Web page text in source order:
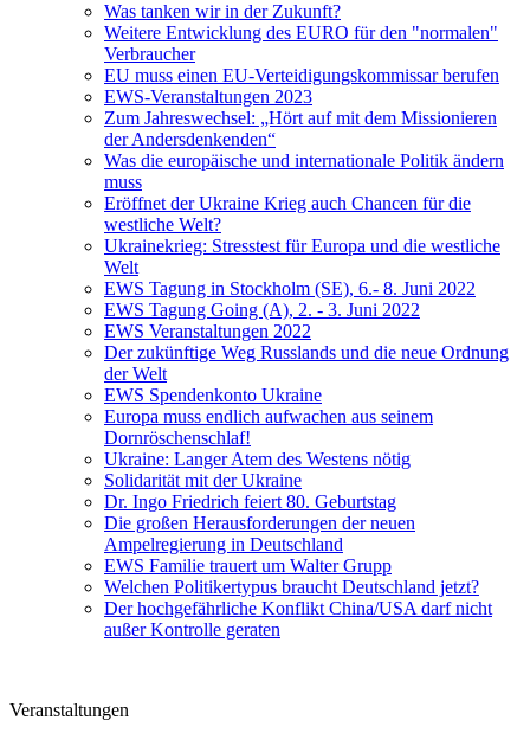
Was tanken wir in der Zukunft?
Weitere Entwicklung des EURO für den "normalen"
Verbraucher
EU muss einen EU-Verteidigungskommissar berufen
EWS-Veranstaltungen 2023
Zum Jahreswechsel: „Hört auf mit dem Missionieren
der Andersdenkenden“
Was die europäische und internationale Politik ändern
muss
Eröffnet der Ukraine Krieg auch Chancen für die
westliche Welt?
Ukrainekrieg: Stresstest für Europa und die westliche
Welt
EWS Tagung in Stockholm (SE), 6.- 8. Juni 2022
EWS Tagung Going (A), 2. - 3. Juni 2022
EWS Veranstaltungen 2022
Der zukünftige Weg Russlands und die neue Ordnung
der Welt
EWS Spendenkonto Ukraine
Europa muss endlich aufwachen aus seinem
Dornröschenschlaf!
Ukraine: Langer Atem des Westens nötig
Solidarität mit der Ukraine
Dr. Ingo Friedrich feiert 80. Geburtstag
Die großen Herausforderungen der neuen
Ampelregierung in Deutschland
EWS Familie trauert um Walter Grupp
Welchen Politikertypus braucht Deutschland jetzt?
Der hochgefährliche Konflikt China/USA darf nicht
außer Kontrolle geraten
Veranstaltungen